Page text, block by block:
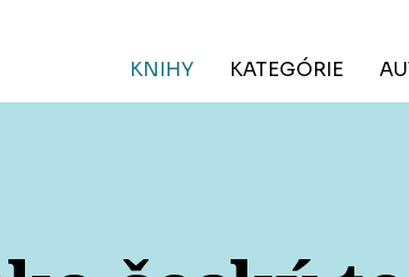
KNIHY KATEGÓRIE